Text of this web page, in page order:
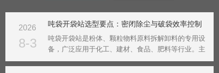
2026
8-3
吨袋开袋站选型要点：密闭除尘与破袋效率控制
吨袋开袋站是粉体、颗粒物料原料拆解卸料的专用设
备，广泛应用于化工、建材、食品、肥料等行业。主
要用于吨袋装散装物料的自动破袋、卸料与输送作